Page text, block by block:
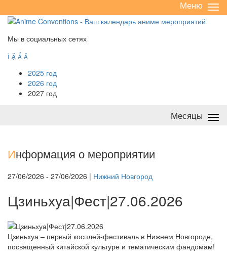
/
Меню
Мы в социальных сетях
   
2025 год
2026 год
2027 год
Месяцы
Информация о мероприятии
27/06/2026 - 27/06/2026 | Нижний Новгород
Цзиньхуа|Фест|27.06.2026
Цзиньхуа – первый косплей-фестиваль в Нижнем Новгороде,
посвященный китайской культуре и тематическим фандомам!